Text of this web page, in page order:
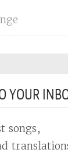
YOUR
songs,